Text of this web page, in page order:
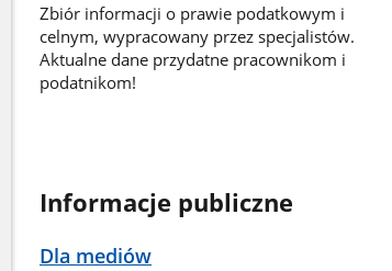
Zbiór informacji o prawie podatkowym i
celnym, wypracowany przez specjalistów.
Aktualne dane przydatne pracownikom i
podatnikom!
Informacje publiczne
Dla mediów